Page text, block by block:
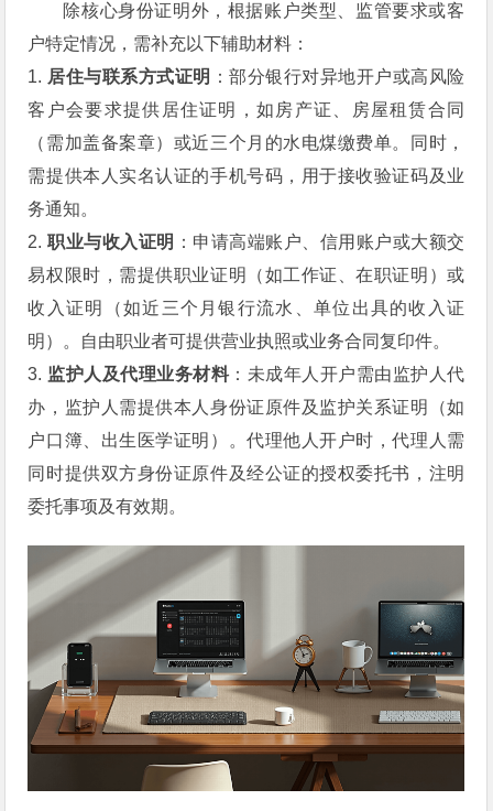
除核心身份证明外，根据账户类型、监管要求或客
户特定情况，需补充以下辅助材料：
1. 居住与联系方式证明 ：部分银行对异地开户或高风险
客户会要求提供居住证明，如房产证、房屋租赁合同
（需加盖备案章）或近三个月的水电煤缴费单。同时，
需提供本人实名认证的手机号码，用于接收验证码及业
务通知。
2. 职业与收入证明 ：申请高端账户、信用账户或大额交
易权限时，需提供职业证明（如工作证、在职证明）或
收入证明（如近三个月银行流水、单位出具的收入证
明）。自由职业者可提供营业执照或业务合同复印件。
3. 监护人及代理业务材料：未成年人开户需由监护人代
办，监护人需提供本人身份证原件及监护关系证明（如
户口簿、出生医学证明）。代理他人开户时，代理人需
同时提供双方身份证原件及经公证的授权委托书，注明
委托事项及有效期。